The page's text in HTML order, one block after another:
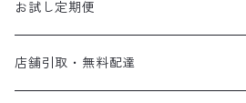
ビジネス
アレンジメント
スタンド花
flower vase〈花器〉
gift ticket〈ギフトチケット〉
お試し定期便
お試し便
店舗引取・無料配達